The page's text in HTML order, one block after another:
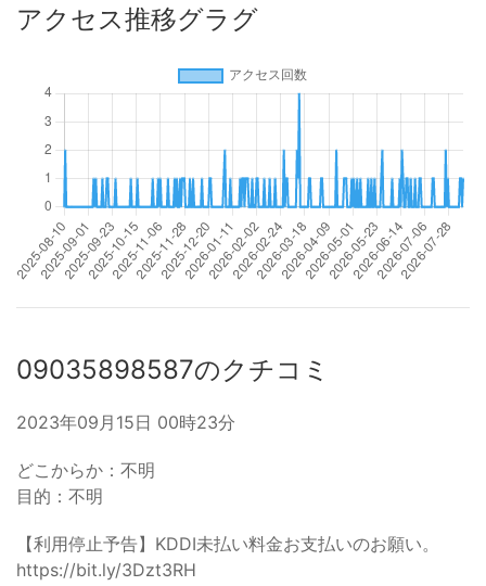
アクセス推移グラグ
09035898587のクチコミ
2023年09月15日 00時23分
どこからか：不明
目的：不明
【利用停止予告】KDDI未払い料金お支払いのお願い。
https://bit.ly/3Dzt3RH